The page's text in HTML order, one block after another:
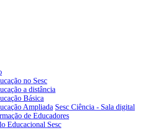
no Sesc
a distância
Básica
Ampliada Sesc Ciência - Sala digital
de Educadores
Educacional Sesc